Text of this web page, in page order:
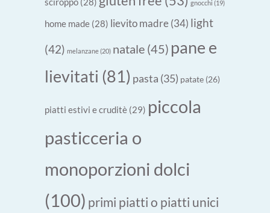
gnocchi (19)
home made (28) lievito madre(34) light
(42) melanzane(20) natale (45) pane e
lievitati (81) pasta (35) patate (26)
piatti estivi e cruditè (29) piccola
pasticceria o
monoporzioni dolci
(100) primi piatti o piatti unici